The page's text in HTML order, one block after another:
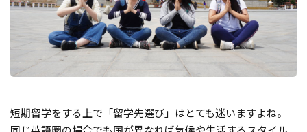
短期留学をする上で「留学先選び」はとても迷いますよね。